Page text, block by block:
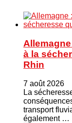
à la
Rhin
7 août 2026
La
transport
également …